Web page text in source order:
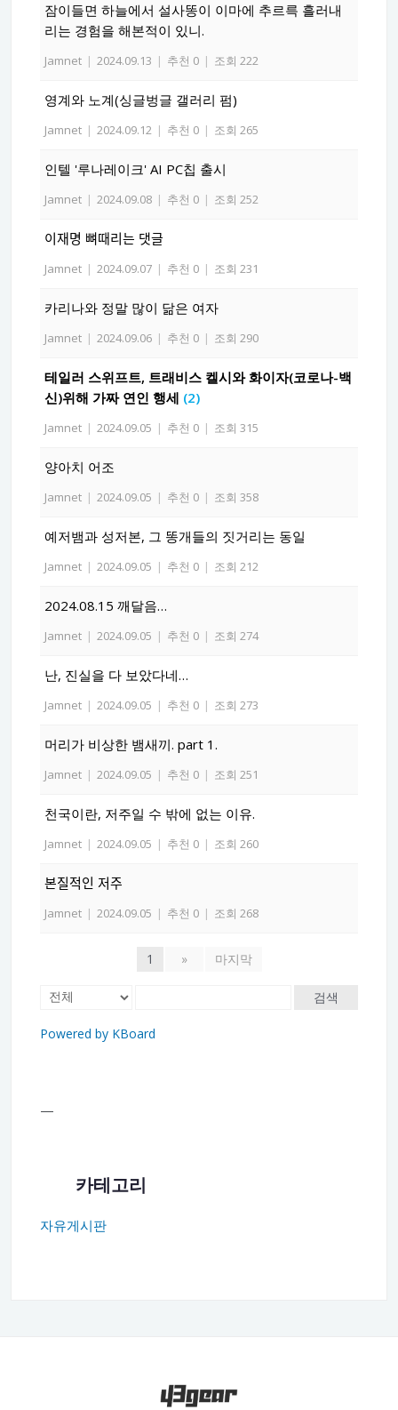
잠이들면 하늘에서 설사똥이 이마에 추르륵 흘러내
리는 경험을 해본적이 있니.
Jamnet | 2024.09.13 | 추천 0 | 조회 222
영계와 노계(싱글벙글 갤러리 펌)
Jamnet | 2024.09.12 | 추천 0 | 조회 265
인텔 '루나레이크' AI PC칩 출시
Jamnet | 2024.09.08 | 추천 0 | 조회 252
이재명 뼈때리는 댓글
Jamnet | 2024.09.07 | 추천 0 | 조회 231
카리나와 정말 많이 닮은 여자
Jamnet | 2024.09.06 | 추천 0 | 조회 290
테일러 스위프트, 트래비스 켈시와 화이자(코로나-백
신)위해 가짜 연인 행세 (2)
Jamnet | 2024.09.05 | 추천 0 | 조회 315
양아치 어조
Jamnet | 2024.09.05 | 추천 0 | 조회 358
예저뱀과 성저본, 그 똥개들의 짓거리는 동일
Jamnet | 2024.09.05 | 추천 0 | 조회 212
2024.08.15 깨달음…
Jamnet | 2024.09.05 | 추천 0 | 조회 274
난, 진실을 다 보았다네…
Jamnet | 2024.09.05 | 추천 0 | 조회 273
머리가 비상한 뱀새끼. part 1.
Jamnet | 2024.09.05 | 추천 0 | 조회 251
천국이란, 저주일 수 밖에 없는 이유.
Jamnet | 2024.09.05 | 추천 0 | 조회 260
본질적인 저주
Jamnet | 2024.09.05 | 추천 0 | 조회 268
1 » 마지막
검색
Powered by KBoard
—
카테고리
자유게시판